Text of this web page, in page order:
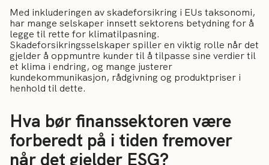
Med inkluderingen av skadeforsikring i EUs taksonomi,
har mange selskaper innsett sektorens betydning for å
legge til rette for klimatilpasning.
Skadeforsikringsselskaper spiller en viktig rolle når det
gjelder å oppmuntre kunder til å tilpasse sine verdier til
et klima i endring, og mange justerer
kundekommunikasjon, rådgivning og produktpriser i
henhold til dette.
Hva bør finanssektoren være
forberedt på i tiden fremover
når det gjelder ESG?